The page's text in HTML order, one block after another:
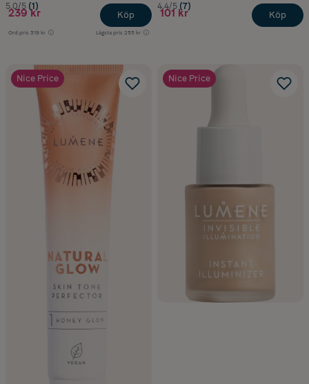
5.0/5 (1)
239 kr
Ord.pris 319 kr Lägsta pris 255 kr
Köp
4.4/5 (7)
101 kr Köp
Nice Price Nice Price